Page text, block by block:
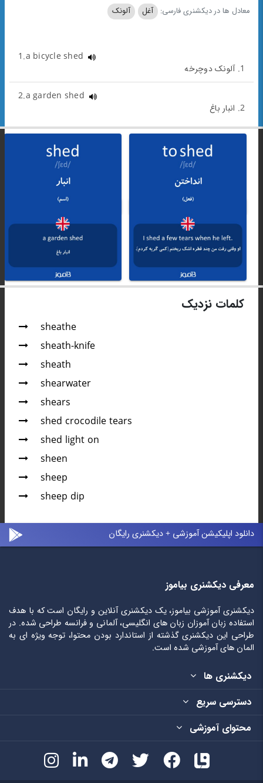
معادل ها در دیکشنری فارسی: آغل آلونک
1.a bicycle shed
1. آلونک دوچرخه
2.a garden shed
2. انبار باغ
کلمات نزدیک
sheathe
sheath-knife
sheath
shearwater
shears
shed crocodile tears
shed light on
sheen
sheep
sheep dip
دانلود اپلیکیشن آموزشی + دیکشنری رایگان
معرفی دیکشنری بیاموز
دیکشنری آموزشی بیاموز، یک دیکشنری آنلاین و رایگان است که با هدف
استفاده زبان آموزان زبان های انگلیسی، آلمانی و فرانسه طراحی شده. در
طراحی این دیکشنری گذشته از استاندارد بودن محتوا، توجه ویژه ای به
المان های آموزشی شده است.
دیکشنری ها
دسترسی سریع
محتوای آموزشی